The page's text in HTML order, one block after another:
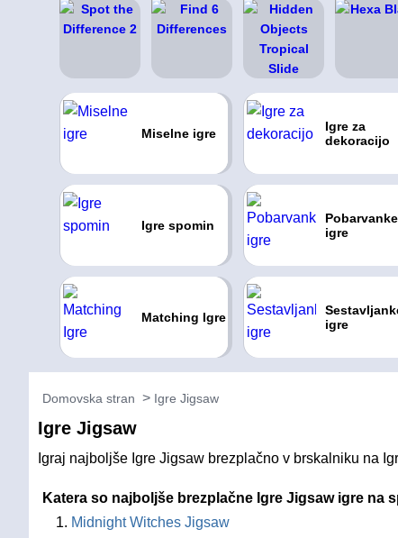
Miselne igre
Igre za
dekoracijo
Igre spomin
Pobarvanke
igre
Matching Igre
igre
Domovska stran Igre Jigsaw
Igre Jigsaw
Igraj najboljše Igre Jigsaw brezplačno v brskalniku na
Katera so najboljše brezplačne Igre Jigsaw igre na
Midnight Witches Jigsaw